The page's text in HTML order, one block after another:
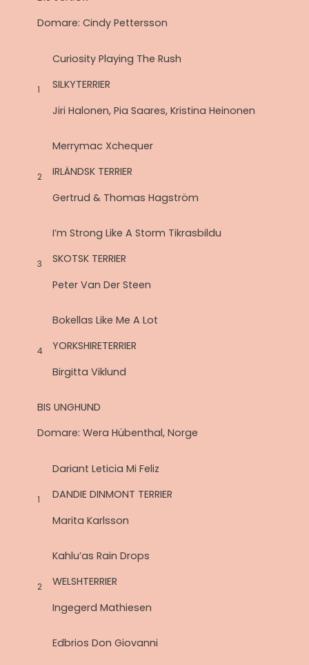
Domare: Cindy Pettersson
1
Curiosity Playing The Rush
SILKYTERRIER
Jiri Halonen, Pia Saares, Kristina Heinonen
2
Merrymac Xchequer
IRLÄNDSK TERRIER
Gertrud & Thomas Hagström
3
I’m Strong Like A Storm Tikrasbildu
SKOTSK TERRIER
Peter Van Der Steen
4
Bokellas Like Me A Lot
YORKSHIRETERRIER
Birgitta Viklund
BIS UNGHUND
Domare: Wera Hübenthal, Norge
1
Dariant Leticia Mi Feliz
DANDIE DINMONT TERRIER
Marita Karlsson
2
Kahlu’as Rain Drops
WELSHTERRIER
Ingegerd Mathiesen
Edbrios Don Giovanni